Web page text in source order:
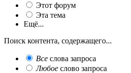
Этот форум
Эта тема
Ещё...
Поиск контента, содержащего...
Все слова запроса
Любое слово запроса